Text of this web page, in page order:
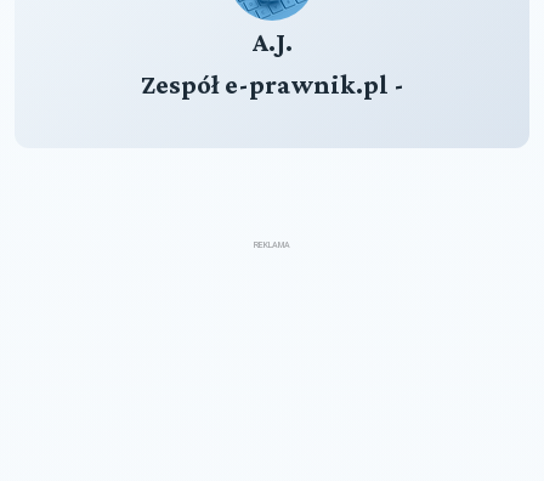
A.J.
Zespół e-prawnik.pl -
REKLAMA